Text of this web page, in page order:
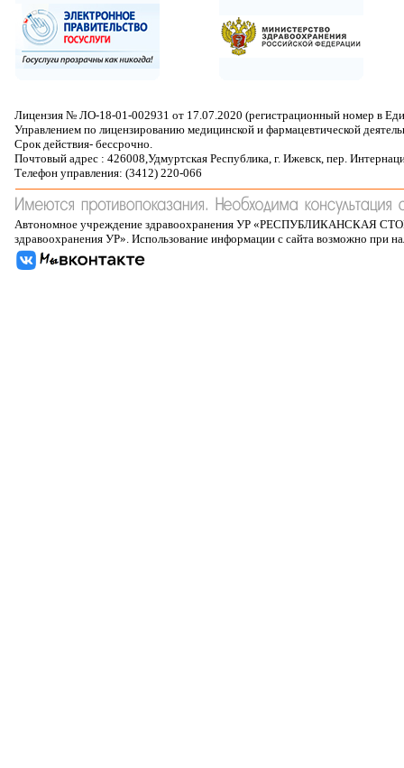
Лицензия № ЛО-18-01-002931 от 17.07.2020 (регистрационный номер в
Управлением по лицензированию медицинской и фармацевтической
Срок действия- бессрочно.
Почтовый адрес : 426008,Удмуртская Республика, г. Ижевск, пер.
Телефон управления: (3412) 220-066
Автономное учреждение здравоохранения УР
здравоохранения УР». Использование информации с сайта возможно при